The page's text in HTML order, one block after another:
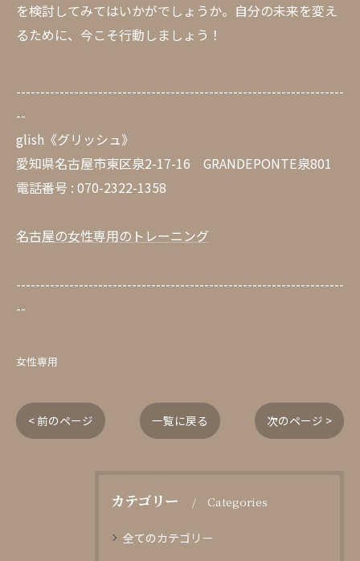
を検討してみてはいかがでしょうか。自分の未来を変え
るために、今こそ行動しましょう！
--------------------------------------------------------------------
--
glish《グリッシュ》
愛知県名古屋市東区泉2-17-16 GRANDEPONTE泉801
電話番号 : 070-2322-1358
名古屋の女性専用のトレーニング
--------------------------------------------------------------------
--
女性専用
< 前のページ 一覧に戻る 次のページ >
カテゴリー Categories
全てのカテゴリー